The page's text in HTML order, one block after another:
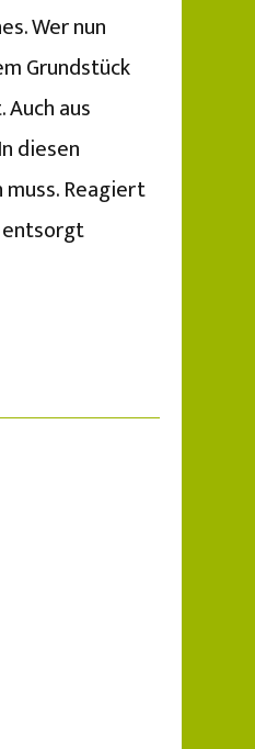
Wer nun
Grundstück
aus
diesen
Reagiert
entsorgt